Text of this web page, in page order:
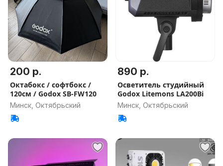
200 р.
Октабокс / софтбокс /
120см / Godox SB-FW120
Минск, Октябрьский
890 р.
Осветитель студийный
Godox Litemons LA200Bi
Минск, Октябрьский